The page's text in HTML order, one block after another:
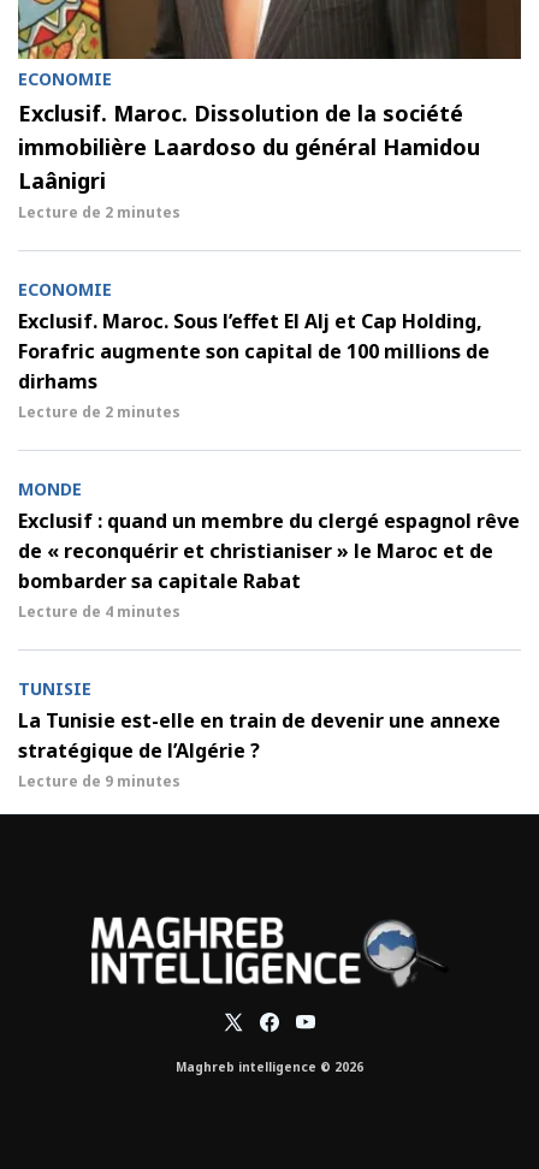
ECONOMIE
Exclusif. Maroc. Dissolution de la société
immobilière Laardoso du général Hamidou
Laânigri
Lecture de 2 minutes
ECONOMIE
Exclusif. Maroc. Sous l’effet El Alj et Cap Holding,
Forafric augmente son capital de 100 millions de
dirhams
Lecture de 2 minutes
MONDE
Exclusif : quand un membre du clergé espagnol rêve
de « reconquérir et christianiser » le Maroc et de
bombarder sa capitale Rabat
Lecture de 4 minutes
TUNISIE
La Tunisie est-elle en train de devenir une annexe
stratégique de l’Algérie ?
Lecture de 9 minutes
Maghreb intelligence © 2026